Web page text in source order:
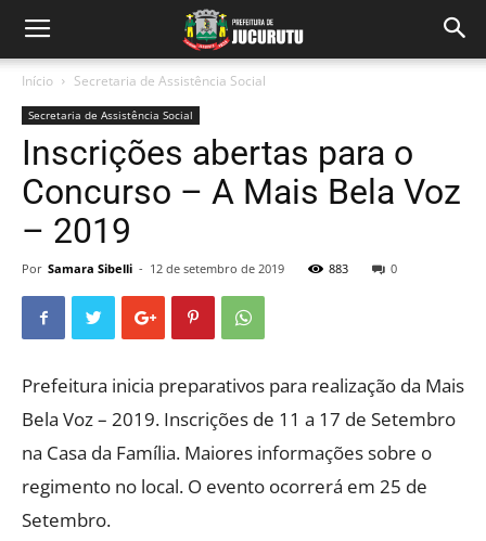
Início Secretaria de Assistência Social
Secretaria de Assistência Social
Inscrições abertas para o
Concurso – A Mais Bela Voz
– 2019
Por Samara Sibelli - 12 de setembro de 2019 883 0
Prefeitura inicia preparativos para realização da Mais
Bela Voz – 2019. Inscrições de 11 a 17 de Setembro
na Casa da Família. Maiores informações sobre o
regimento no local. O evento ocorrerá em 25 de
Setembro.